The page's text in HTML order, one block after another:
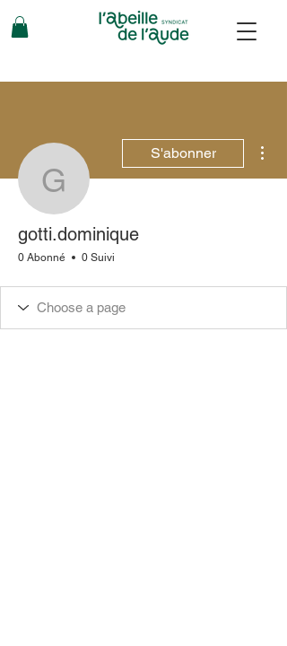
gotti.dominique
S'abonner
gotti.dominique
0 Abonné 0 Suivi